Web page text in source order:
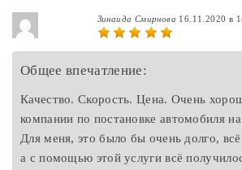
Зинаида Смирнова 16.11.2020 в
Общее впечатление:
Качество. Скорость. Цена. Очень
компании по постановке автомобиля
Для меня, это было бы очень долго,
а с помощью этой услуги всё